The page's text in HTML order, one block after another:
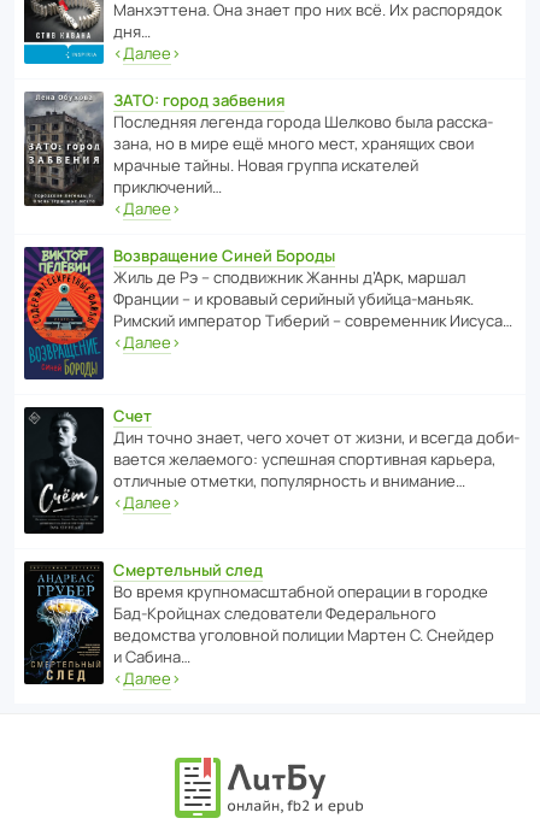
Манх­эт­тена. Она знает про них всё. Их распо­рядок
дня…
‹Далее›
ЗАТО: город забвения
После­дняя легенда города Шелково была расска­
зана, но в мире ещё много мест, хранящих свои
мрачные тайны. Новая группа иска­телей
приключений…
‹Далее›
Возвращение Синей Бороды
Жиль де Рэ – спод­ви­жник Жанны д’Арк, маршал
Франции – и кровавый серийный убийца-маньяк.
Римский импе­ратор Тиберий – совре­менник Иисуса…
‹Далее›
Счет
Дин точно знает, чего хочет от жизни, и всегда доби­
ва­ется жела­е­мого: успе­шная спор­ти­вная карьера,
отли­чные отметки, попу­ля­р­ность и внимание…
‹Далее›
Смертельный след
Во время круп­но­мас­ш­та­бной операции в городке
Бад‑Крой­цнах следо­ва­тели Феде­раль­ного
ведомства уголо­вной полиции Мартен С. Снейдер
и Сабина…
‹Далее›